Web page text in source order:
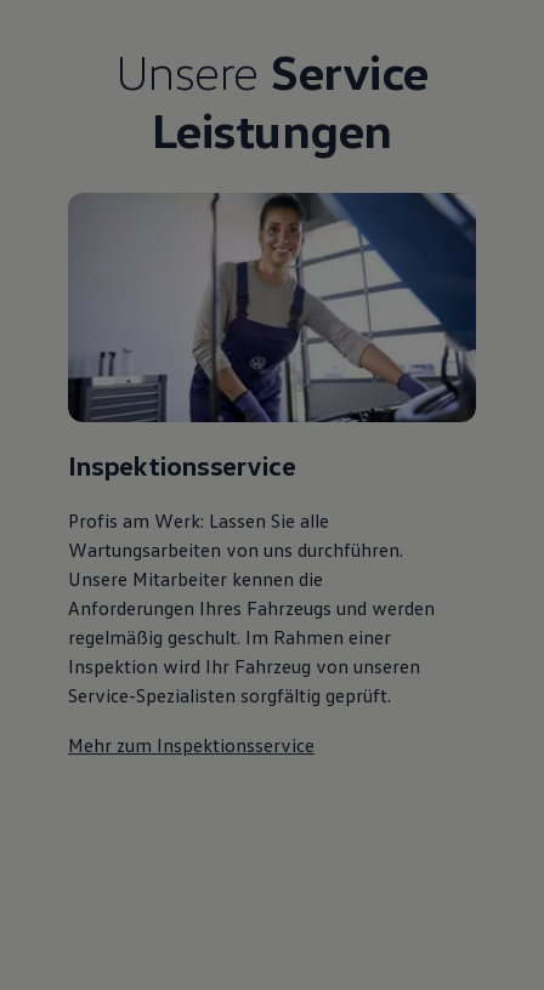
Unsere Service
Leistungen
Inspektionsservice
Profis am Werk: Lassen Sie alle
Wartungsarbeiten von uns durchführen.
Unsere Mitarbeiter kennen die
Anforderungen Ihres Fahrzeugs und werden
regelmäßig geschult. Im Rahmen einer
Inspektion wird Ihr Fahrzeug von unseren
Service-Spezialisten sorgfältig geprüft.
Mehr zum Inspektionsservice